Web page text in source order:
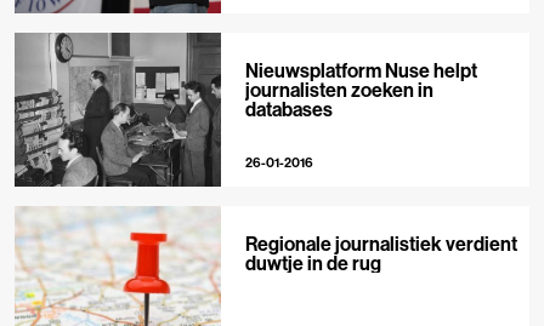
Nieuwsplatform Nuse helpt
journalisten zoeken in
databases
26-01-2016
Regionale journalistiek verdient
duwtje in de rug